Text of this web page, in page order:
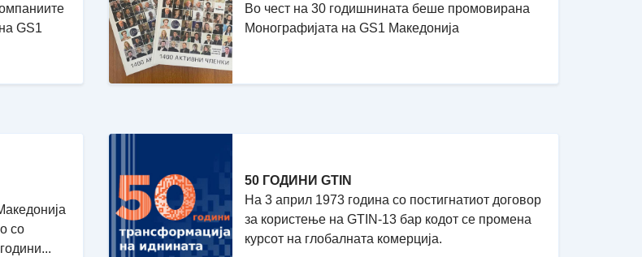
GS1
Во чест на 30 годишнината беше промовирана
Монографијата на GS1 Македонија
со
50 ГОДИНИ GTIN
На 3 април 1973 година со постигнатиот договор
за користење на GTIN-13 бар кодот се промена
курсот на глобалната комерција.